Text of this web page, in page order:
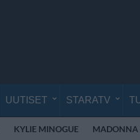
UUTISET STARATV
KYLIE MINOGUE MADONNA